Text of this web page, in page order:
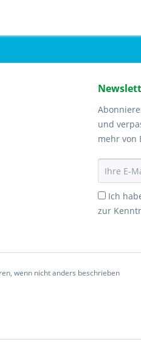
und
mehr von
Ich
zur
wenn nicht anders beschrieben